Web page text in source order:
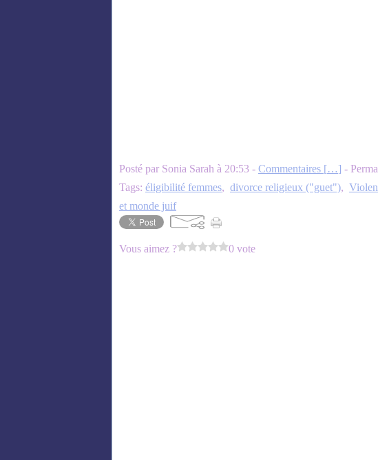
Posté par Sonia Sarah à 20:53 - Commentaires […] -
Tags: éligibilité femmes, divorce religieux ("guet"),
et monde juif
Vous aimez ? 0 vote